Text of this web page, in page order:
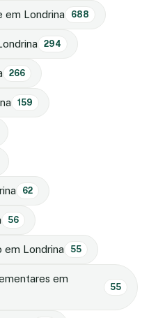
em Londrina 688
294
266
159
62
56
em Londrina 55
em
55